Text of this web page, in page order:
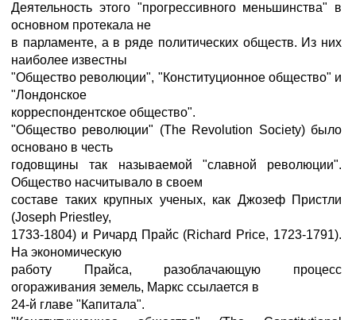
Деятельность этого "прогрессивного меньшинства" в
основном протекала не
в парламенте, а в ряде политических обществ. Из них
наиболее известны
"Общество революции", "Конституционное общество" и
"Лондонское
корреспондентское общество".
"Общество революции" (The Revolution Society) было
основано в честь
годовщины так называемой "славной революции".
Общество насчитывало в своем
составе таких крупных ученых, как Джозеф Пристли
(Joseph Priestley,
1733-1804) и Ричард Прайс (Richard Price, 1723-1791).
На экономическую
работу Прайса, разоблачающую процесс
огораживания земель, Маркс ссылается в
24-й главе "Капитала".